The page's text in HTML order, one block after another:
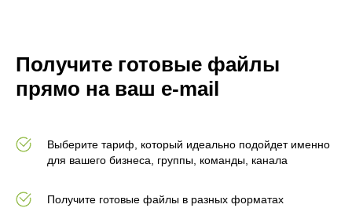
Получите готовые файлы
прямо на ваш e-mail
Выберите тариф, который идеально подойдет именно
для вашего бизнеса, группы, команды, канала
Получите готовые файлы в разных форматах